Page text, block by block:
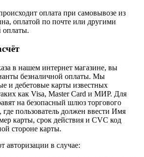
оплата при самовывозе из
оплатой по почте или другими
оплаты.
в нашем интернет магазине, вы
безналичной оплаты. Мы
и дебетовые карты известных
как Visa, Master Card и МИР. Для
на безопасный шлюз торгового
где пользователь должен ввести Имя
карты, срок действия и CVC код
стороне карты.
авторизации в случае: